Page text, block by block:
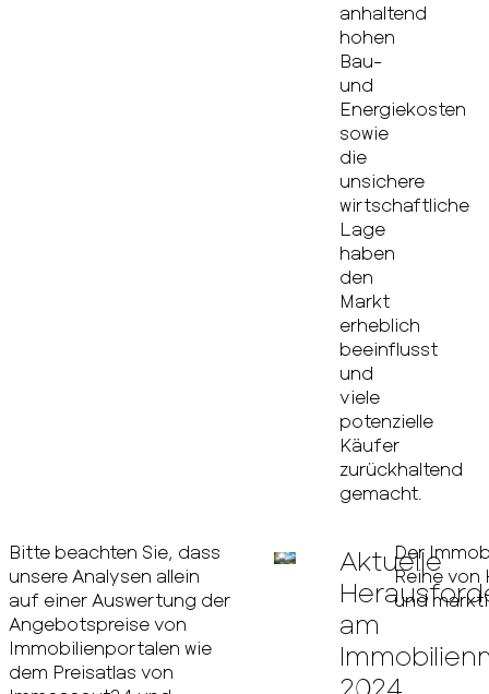
anhaltend
hohen
Bau-
und
Energiekosten
sowie
die
unsichere
wirtschaftliche
Lage
haben
den
Markt
erheblich
beeinflusst
und
viele
potenzielle
Käufer
zurückhaltend
gemacht.
Bitte beachten Sie, dass
unsere Analysen allein
auf einer Auswertung der
Angebotspreise von
Immobilienportalen wie
dem Preisatlas von
Aktuelle
am
2024
Der
Reihe
und